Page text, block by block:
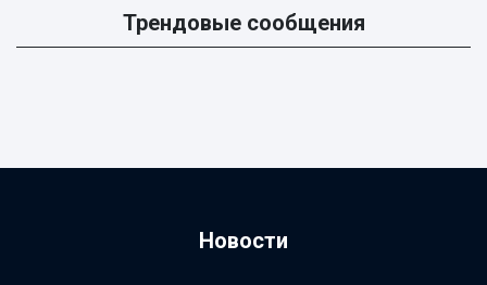
Трендовые сообщения
Новости